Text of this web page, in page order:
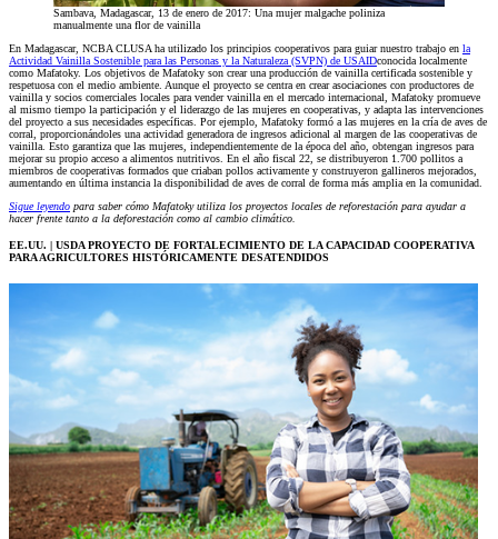
Sambava, Madagascar, 13 de enero de 2017: Una mujer malgache poliniza
manualmente una flor de vainilla
En Madagascar, NCBA CLUSA ha utilizado los principios cooperativos para guiar nuestro trabajo en la
Actividad Vainilla Sostenible para las Personas y la Naturaleza (SVPN) de USAIDconocida localmente
como Mafatoky. Los objetivos de Mafatoky son crear una producción de vainilla certificada sostenible y
respetuosa con el medio ambiente. Aunque el proyecto se centra en crear asociaciones con productores de
vainilla y socios comerciales locales para vender vainilla en el mercado internacional, Mafatoky promueve
al mismo tiempo la participación y el liderazgo de las mujeres en cooperativas, y adapta las intervenciones
del proyecto a sus necesidades específicas. Por ejemplo, Mafatoky formó a las mujeres en la cría de aves de
corral, proporcionándoles una actividad generadora de ingresos adicional al margen de las cooperativas de
vainilla. Esto garantiza que las mujeres, independientemente de la época del año, obtengan ingresos para
mejorar su propio acceso a alimentos nutritivos. En el año fiscal 22, se distribuyeron 1.700 pollitos a
miembros de cooperativas formados que criaban pollos activamente y construyeron gallineros mejorados,
aumentando en última instancia la disponibilidad de aves de corral de forma más amplia en la comunidad.
Sigue leyendo para saber cómo Mafatoky utiliza los proyectos locales de reforestación para ayudar a
hacer frente tanto a la deforestación como al cambio climático.
EE.UU. | USDA PROYECTO DE FORTALECIMIENTO DE LA CAPACIDAD COOPERATIVA
PARA AGRICULTORES HISTÓRICAMENTE DESATENDIDOS